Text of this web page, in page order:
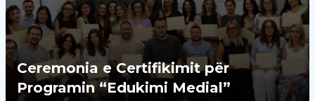
Ceremonia e Certifikimit për
Programin “Edukimi Medial”